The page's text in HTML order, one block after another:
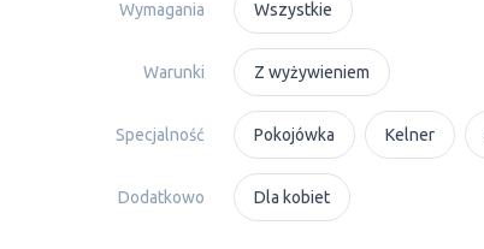
Wymagania Wszystkie
Warunki Z wyżywieniem
Specjalność Pokojówka Kelner
Dodatkowo Dla kobiet